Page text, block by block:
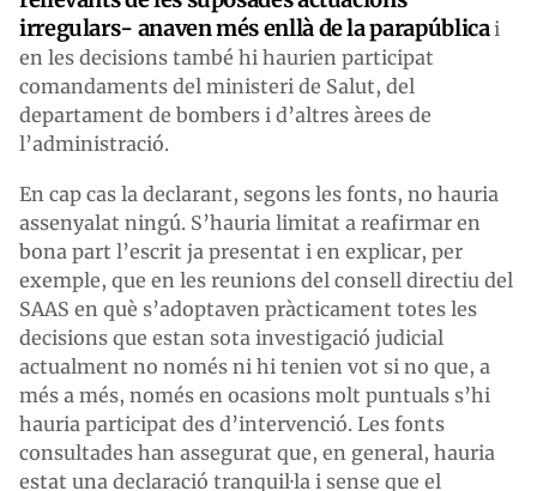
irregulars- anaven més enllà de la parapúblicai
en les decisions també hi haurien participat
comandaments del ministeri de Salut, del
departament de bombers i d’altres àrees de
l’administració.
En cap cas la declarant, segons les fonts, no hauria
assenyalat ningú. S’hauria limitat a reafirmar en
bona part l’escrit ja presentat i en explicar, per
exemple, que en les reunions del consell directiu del
SAAS en què s’adoptaven pràcticament totes les
decisions que estan sota investigació judicial
actualment no només ni hi tenien vot si no que, a
més a més, només en ocasions molt puntuals s’hi
hauria participat des d’intervenció. Les fonts
consultades han assegurat que, en general, hauria
estat una declaració tranquil·la i sense que el